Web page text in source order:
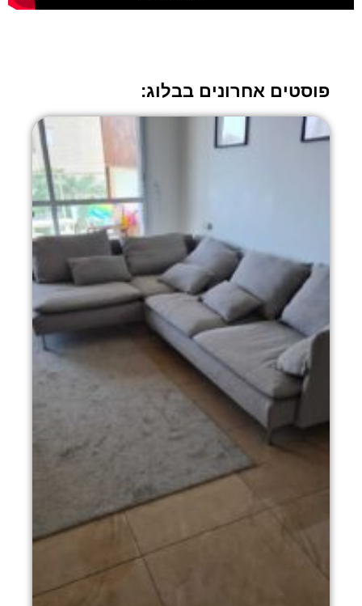
פוסטים אחרונים בבלוג: